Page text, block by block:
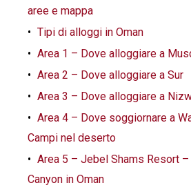
aree e mappa
Tipi di alloggi in Oman
Area 1 – Dove alloggiare a
Area 2 – Dove alloggiare a Sur
Area 3 – Dove alloggiare a
Area 4 – Dove soggiornare a
Campi nel deserto
Area 5 – Jebel Shams Resort –
Canyon in Oman